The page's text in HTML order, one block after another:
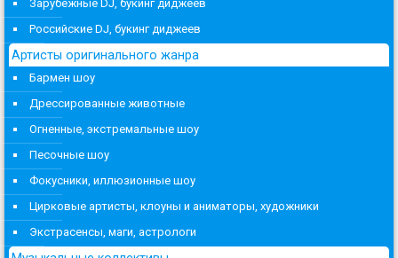
Зарубежные DJ, букинг диджеев
Российские DJ, букинг диджеев
Артисты оригинального жанра
Бармен шоу
Дрессированные животные
Огненные, экстремальные шоу
Песочные шоу
Фокусники, иллюзионные шоу
Цирковые артисты, клоуны и аниматоры, художники
Экстрасенсы, маги, астрологи